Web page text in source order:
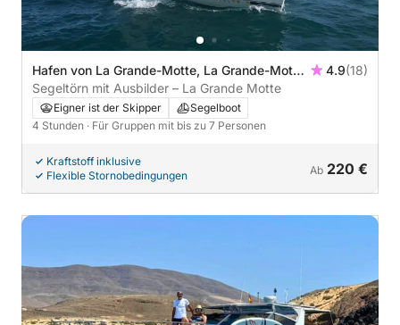
Hafen von La Grande-Motte, La Grande-Motte,
Frankreich
4.9(18)
Segeltörn mit Ausbilder – La Grande Motte
Eigner ist der Skipper
Segelboot
4 Stunden · Für Gruppen mit bis zu 7 Personen
Kraftstoff inklusive
Flexible Stornobedingungen
Ab 220 €